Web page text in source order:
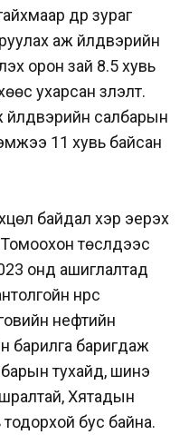
дүр зураг
аж үйлдвэрийн
орон зай 8.5 хувь
ухарсан үзүүлэлт.
салбарын
11 хувь байсан
байдал хэр эерэх
төслүүдээс
онд ашиглалтад
нүүрс
нефтийн
барилга баригдаж
тухайд, шинэ
Хятадын
бус байна.